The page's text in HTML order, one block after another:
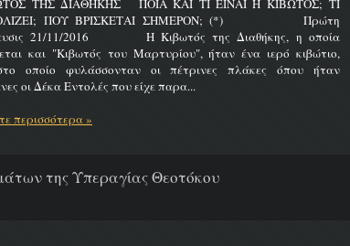
ΤΗΣ ΔΙΑΘΗΚΗΣ ΠΟΙΑ ΚΑΙ ΤΙ ΕΙΝΑΙ Η ΚΙΒΩΤΟΣ; ΤΙ
ΠΟΥ ΒΡΙΣΚΕΤΑΙ ΣΗΜΕΡΟΝ; (*) Πρώτη
21/11/2016 Η Κιβωτός της Διαθήκης, η οποία
και "Κιβωτός του Μαρτυρίου", ήταν ένα ιερό κιβώτιο,
οποίο φυλάσσονταν οι πέτρινες πλάκες όπου ήταν
οι Δέκα Εντολές που είχε παρα...
περισσότερα »
της Υπεραγίας Θεοτόκου